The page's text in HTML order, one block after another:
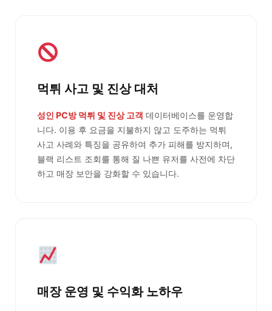
먹튀 사고 및 진상 대처
성인 PC방 먹튀 및 진상 고객 데이터베이스를 운영합
니다. 이용 후 요금을 지불하지 않고 도주하는 먹튀
사고 사례와 특징을 공유하여 추가 피해를 방지하며,
블랙 리스트 조회를 통해 질 나쁜 유저를 사전에 차단
하고 매장 보안을 강화할 수 있습니다.
매장 운영 및 수익화 노하우